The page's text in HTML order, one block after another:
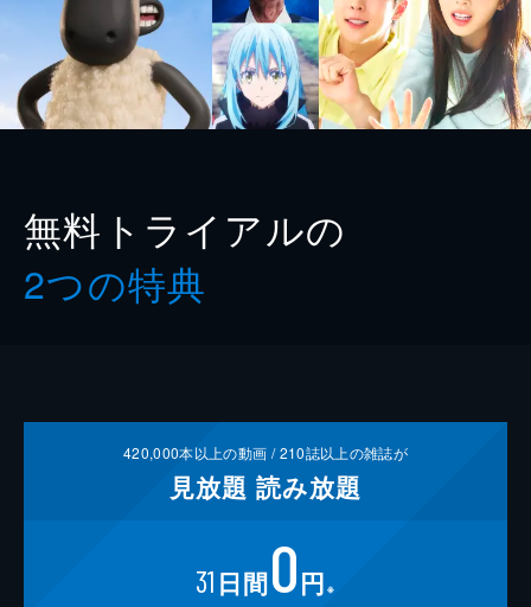
無料トライアルの
2つの特典
420,000本以上の動画 /210誌以上の雑誌が
見放題 読み放題
31 日間0円 ※